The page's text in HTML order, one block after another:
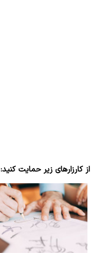
از کارزارهای زیر حمایت کنید: